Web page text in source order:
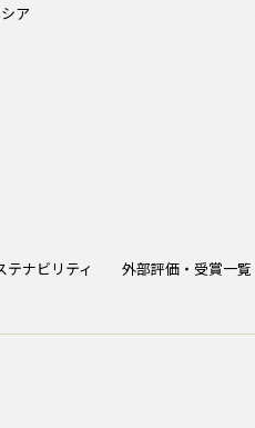
ア
テナビリティ 外部評価・受賞一覧